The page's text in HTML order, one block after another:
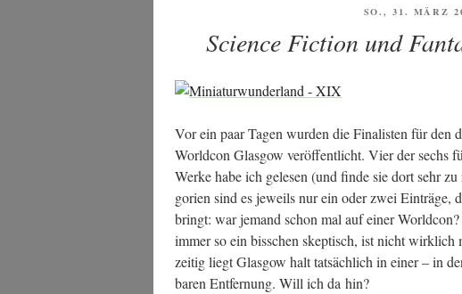
SO., 31. MÄRZ
Science Fiction und
Vor ein paar Tagen wur­den die Fina­lis­ten für den
World­con Glas­gow ver­öf­fent­licht. Vier der sechs
Wer­ke habe ich gele­sen (und fin­de sie dort sehr
go­rien sind es jeweils nur ein oder zwei Ein­trä­ge,
bringt: war jemand schon mal auf einer
immer so ein biss­chen skep­tisch, ist nicht
zei­tig liegt Glas­gow halt tat­säch­lich in einer – in
ba­ren Ent­fer­nung. Will ich da hin?